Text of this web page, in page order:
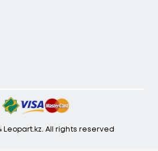
Leopart.kz. All rights reserved